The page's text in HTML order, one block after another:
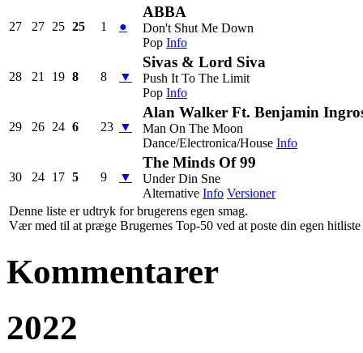
27 27 25 25 1 ●
ABBA
Don't Shut Me Down
Pop Info
28 21 19 8 8 ▼
Sivas & Lord Siva
Push It To The Limit
Pop Info
29 26 24 6 23 ▼
Alan Walker Ft. Benjamin
Man On The Moon
Dance/Electronica/House Info
30 24 17 5 9 ▼
The Minds Of 99
Under Din Sne
Alternative Info Versioner
Denne liste er udtryk for brugerens egen smag.
Vær med til at præge Brugernes Top-50 ved at poste din egen hitliste
Kommentarer
2022